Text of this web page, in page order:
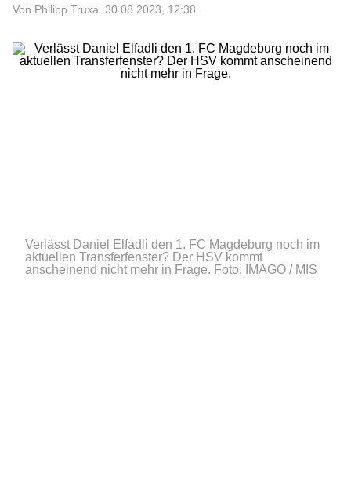
Von Philipp Truxa 30.08.2023, 12:38
Verlässt Daniel Elfadli den 1. FC Magdeburg noch im
aktuellen Transferfenster? Der HSV kommt
anscheinend nicht mehr in Frage. Foto: IMAGO / MIS